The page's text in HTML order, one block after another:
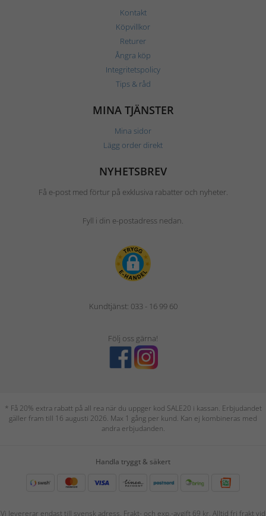
Kontakt
Köpvillkor
Returer
Ångra köp
Integritetspolicy
Tips & råd
MINA TJÄNSTER
Mina sidor
Lägg order direkt
NYHETSBREV
Få e-post med förtur på exklusiva rabatter och nyheter.
Fyll i din e-postadress nedan.
Kundtjänst: 033 - 16 99 60
Följ oss gärna!
* Få 20% extra rabatt på all rea när du uppger kod SALE20 i kassan. Erbjudandet
gäller fram till 16 augusti 2026. Max 1 gång per kund. Kan ej kombineras med
andra erbjudanden.
Handla tryggt & säkert
Vi levererar endast till svensk adress. Frakt- och exp.-avgift 69 kr. Alltid fri frakt vid